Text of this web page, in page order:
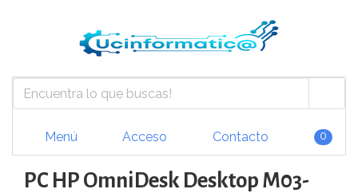
Menú Acceso Contacto 0
PC HP OmniDesk Desktop M03-